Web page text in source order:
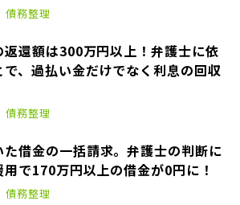
債務整理
還額は300万円以上！弁護士に依
、過払い金だけでなく利息の回収
債務整理
借金の一括請求。弁護士の判断に
用で170万円以上の借金が0円に！
債務整理